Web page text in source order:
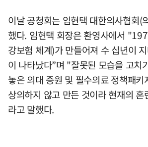
이날 공청회는 임현택 대한의사협회(
했다. 임현택 회장은 환영사에서
강보험 체계)가 만들어져 수 십년이
이 나타났다”며 "잘못된 모습을 고치
놓은 의대 증원 및 필수의료 정책패키
상의하지 않고 만든 것이라 현재의 혼
라고 말했다.